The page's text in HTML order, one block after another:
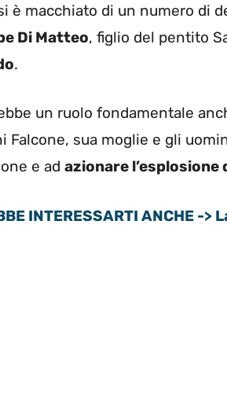
è macchiato di un numero di
Di Matteo, figlio del pentito
.
un ruolo fondamentale
Falcone, sua moglie e gli
e ad azionare l’esplosione
INTERESSARTI ANCHE